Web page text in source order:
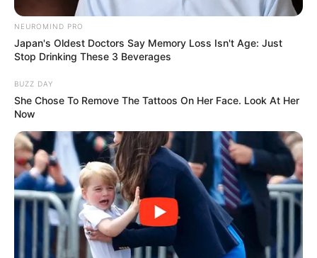
NEUROMIND PRO
Japan's Oldest Doctors Say Memory Loss Isn't Age: Just
Stop Drinking These 3 Beverages
BUZZ DAY
She Chose To Remove The Tattoos On Her Face. Look At Her
Now